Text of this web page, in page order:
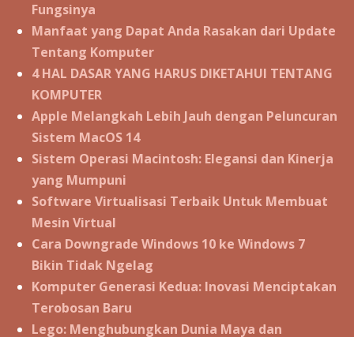
Fungsinya
Manfaat yang Dapat Anda Rasakan dari Update
Tentang Komputer
4 HAL DASAR YANG HARUS DIKETAHUI TENTANG
KOMPUTER
Apple Melangkah Lebih Jauh dengan Peluncuran
Sistem MacOS 14
Sistem Operasi Macintosh: Elegansi dan Kinerja
yang Mumpuni
Software Virtualisasi Terbaik Untuk Membuat
Mesin Virtual
Cara Downgrade Windows 10 ke Windows 7
Bikin Tidak Ngelag
Komputer Generasi Kedua: Inovasi Menciptakan
Terobosan Baru
Lego: Menghubungkan Dunia Maya dan